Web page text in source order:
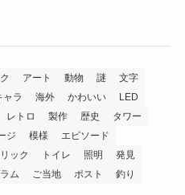
アート 動物 謎
文字
ャラ 海外 かわいい
LED
レトロ 製作 歴史
タワー
ジ 模様
エピソード
リック トイレ 照明
発見
ム ご当地 ポスト
釣り